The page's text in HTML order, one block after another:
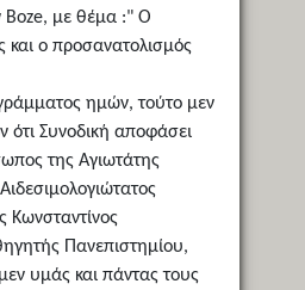
Boze, με θέμα :" O
και ο προσανατολισμός
ημών, τούτο μεν
ότι Συνοδική αποφάσει
της Αγιωτάτης
Κωνσταντίνος
Πανεπιστημίου,
υμάς και πάντας τους